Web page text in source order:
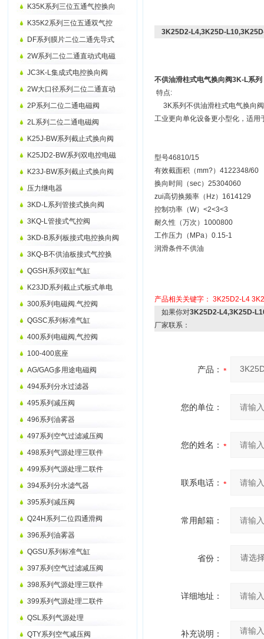
K35K系列三位五通气控换向
K35K2系列三位五通双气控
DF系列膜片二位二通先导式
2W系列二位二通直动式电磁
JC3K-L集成式电控换向阀
2W大口径系列二位二通直动
2P系列二位二通电磁阀
2L系列二位二通电磁阀
K25J-BW系列截止式换向阀
K25JD2-BW系列双电控电磁
K23J-BW系列截止式换向阀
压力继电器
3KD-L系列管接式换向阀
3KQ-L管接式气控阀
3KD-B系列板接式电控换向阀
3KQ-B不供油板接式气控换
QGSH系列双缸气缸
K23JD系列截止式板式单电
300系列电磁阀.气控阀
QGSC系列标准气缸
400系列电磁阀,气控阀
100-400底座
AG/GAG多用途电磁阀
494系列分水过滤器
495系列减压阀
496系列油雾器
497系列空气过滤减压阀
498系列气源处理三联件
499系列气源处理二联件
394系列分水滤气器
395系列减压阀
Q24H系列二位四通滑阀
396系列油雾器
QGSU系列标准气缸
397系列空气过滤减压阀
398系列气源处理三联件
399系列气源处理二联件
QSL系列气源处理
QTY系列空气减压阀
3K25D2-L4,3K25D-
不供油滑柱式电气换向阀3K-L系列
特点:
3K系列不供油滑柱式电气换向阀
工业更向单化设备更小型化，适用
型号46810/15
有效截面积（mm?）4122348/60
换向时间（sec）25304060
zui高切换频率（Hz）1614129
控制功率（W）<2<3<3
耐久性（万次）1000800
工作压力（MPa）0.15-1
润滑条件不供油
产品相关关键字： 3K25D2-L4
如果你对3K25D2-L4,3K25D-
厂家联系：
产品：
您的单位：
您的姓名：
联系电话：
常用邮箱：
省份：
详细地址：
补充说明：